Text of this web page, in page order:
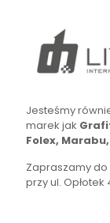
Jesteśmy
marek jak
Folex,
Zapraszamy
przy ul. Opłotek